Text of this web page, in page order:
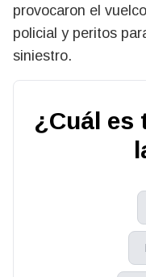
provocaron el
policial y peritos
siniestro.
¿Cuál es